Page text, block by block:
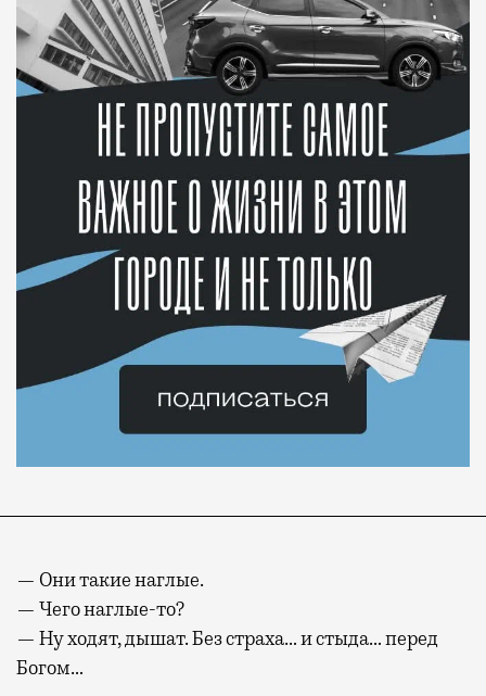
— Они такие наглые.
— Чего наглые-то?
— Ну ходят, дышат. Без страха… и стыда… перед
Богом…